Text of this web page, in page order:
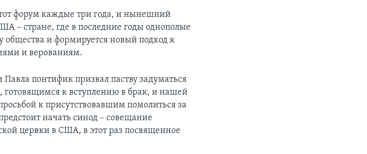
форум каждые три года, и нынешний
– стране, где в последние годы однополые
и формируется новый подход к
и верованиям.
понтифик призвал паству задуматься
к вступлению в брак, и нашей
к присутствовавшим помолиться за
начать синод – совещание
цервки в США, в этот раз посвященное